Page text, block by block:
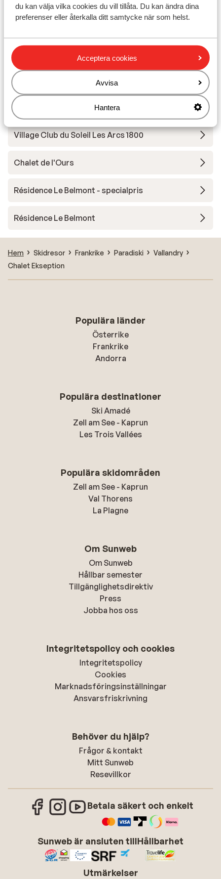
du kan välja vilka cookies du vill tillåta. Du kan ändra dina
preferenser eller återkalla ditt samtycke när som helst.
Acceptera cookies
Avvisa
Hantera
Résidence Prestige Odalys Edenarc - specialpris
Résidence Terresens le Quartz
Hotell Club Les Mélèzes - Extra lägenheter
Résidence Le Chalet Altitude
Village Club du Soleil Les Arcs 1800
Chalet de l'Ours
Résidence Le Belmont - specialpris
Résidence Le Belmont
Hem Skidresor Frankrike Paradiski
Vallandry
Chalet Ekseption
Populära länder
Österrike
Frankrike
Andorra
Populära destinationer
Ski Amadé
Zell am See - Kaprun
Les Trois Vallées
Populära skidområden
Zell am See - Kaprun
Val Thorens
La Plagne
Om Sunweb
Om Sunweb
Hållbar semester
Tillgänglighetsdirektiv
Press
Jobba hos oss
Integritetspolicy och cookies
Integritetspolicy
Cookies
Marknadsföringsinställningar
Ansvarsfriskrivning
Behöver du hjälp?
Frågor & kontakt
Mitt Sunweb
Resevillkor
Betala säkert och enkelt
Sunweb är ansluten tillHållbarhet
Utmärkelser